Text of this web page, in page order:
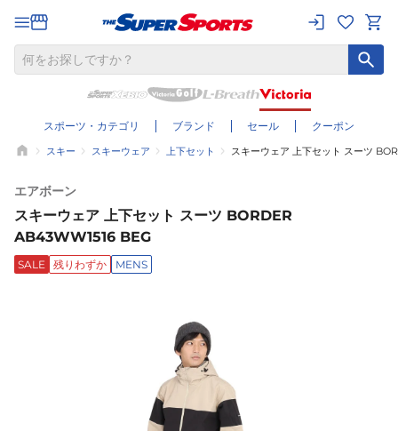
スポーツ・カテゴリ ブランド セール クーポン
スキー スキーウェア 上下セット スキーウェア 上下セット スーツ
エアボーン
スキーウェア 上下セット スーツ BORDER
AB43WW1516 BEG
SALE 残りわずか MENS